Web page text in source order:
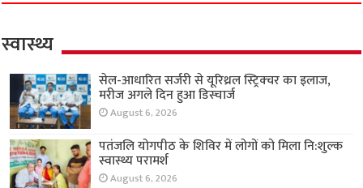
स्वास्थ्य
सेल-आधारित सर्जरी से यूरिथ्रल स्ट्रिक्चर का इलाज,
मरीज अगले दिन हुआ डिस्चार्ज
August 6, 2026
पतंजलि योगपीठ के शिविर में लोगों को मिला नि:शुल्क
स्वास्थ्य परामर्श
August 6, 2026